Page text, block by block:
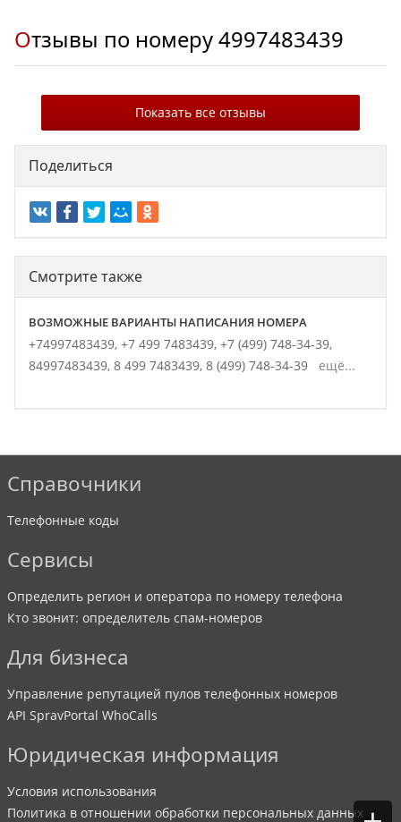
Отзывы по номеру4997483439
Показать все отзывы
Поделиться
Смотрите также
ВОЗМОЖНЫЕ ВАРИАНТЫ НАПИСАНИЯ НОМЕРА
+74997483439, +7 499 7483439, +7 (499) 748-34-39,
84997483439, 8 499 7483439, 8 (499) 748-34-39 ещё...
Справочники
Телефонные коды
Сервисы
Определить регион и оператора по номеру телефона
Кто звонит: определитель спам-номеров
Для бизнеса
Управление репутацией пулов телефонных номеров
API SpravPortal WhoCalls
Юридическая информация
Условия использования
Политика в отношении обработки персональных данных